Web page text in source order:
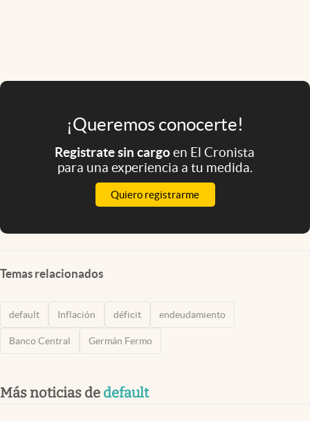
¡Queremos conocerte!
Registrate sin cargoen El Cronista
para una experiencia a tu medida.
Quiero registrarme
Temas relacionados
default Inflación déficit endeudamiento
Banco Central Germán Fermo
Más noticias de default